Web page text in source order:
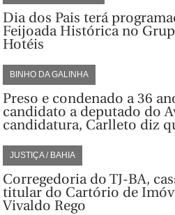
Dia dos Pais terá
Feijoada Histórica no
Hotéis
BINHO DA GALINHA
Preso e condenado a 36
candidato a deputado do
candidatura, Carlleto diz
JUSTIÇA / BAHIA
Corregedoria do TJ-BA,
titular do Cartório de
Vivaldo Rego